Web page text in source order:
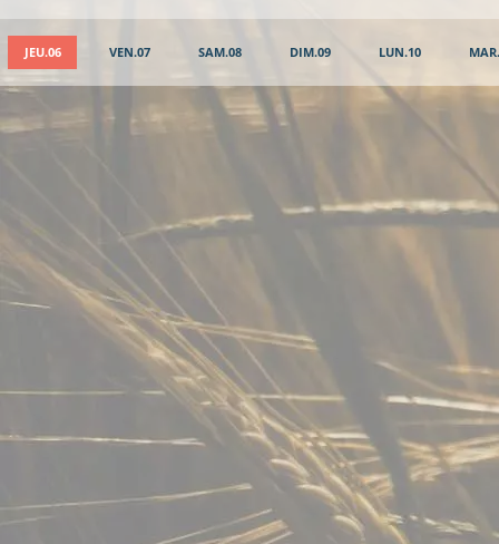
JEU.06 VEN.07 SAM.08 DIM.09 LUN.10